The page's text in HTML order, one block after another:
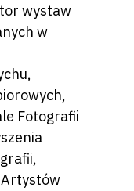
wystaw
w
Fotografii
Artystów